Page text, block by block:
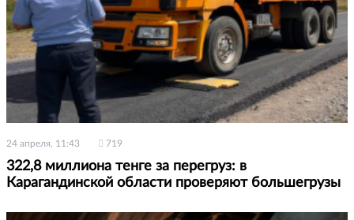
24 апреля, 11:43 719
322,8 миллиона тенге за перегруз: в
Карагандинской области проверяют большегрузы